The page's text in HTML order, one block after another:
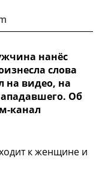
нанёс
слова
на видео, на
Об
канал
к женщине и